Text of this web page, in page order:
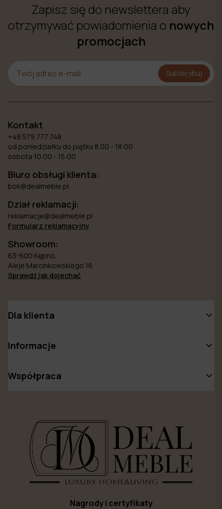
Zapisz się do newslettera aby
otrzymywać powiadomienia o nowych
promocjach
Subskrybuj
Kontakt
+48 579 777 748
od poniedziałku do piątku 8.00 - 18:00
sobota 10:00 - 15:00
Biuro obsługi klienta:
bok@dealmeble.pl
Dział reklamacji:
reklamacje@dealmeble.pl
Formularz reklamacyjny
Showroom:
63-600 Kępno,
Aleje Marcinkowskiego 16
Sprawdź jak dojechać
Dla klienta
Informacje
Współpraca
Nagrody i certyfikaty